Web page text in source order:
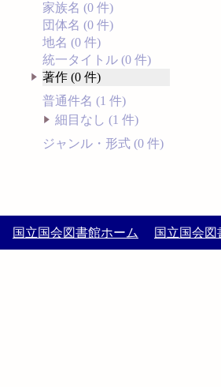
家族名 (0 件)
団体名 (0 件)
地名 (0 件)
統一タイトル (0 件)
著作 (0 件)
普通件名 (1 件)
細目なし (1 件)
ジャンル・形式 (0 件)
国立国会図書館ホーム 国立国会図